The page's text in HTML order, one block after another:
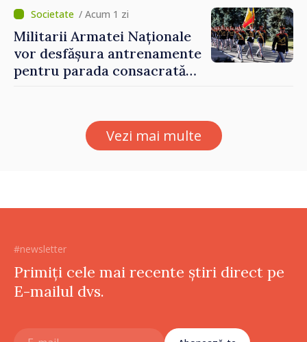
Forumul Diasporei
/ Acum 1 zi
Militarii Armatei Naționale
vor desfășura antrenamente
pentru parada consacrată
Vezi mai multe
#newsletter
Primiți cele mai recente știri direct pe
E-mailul dvs.